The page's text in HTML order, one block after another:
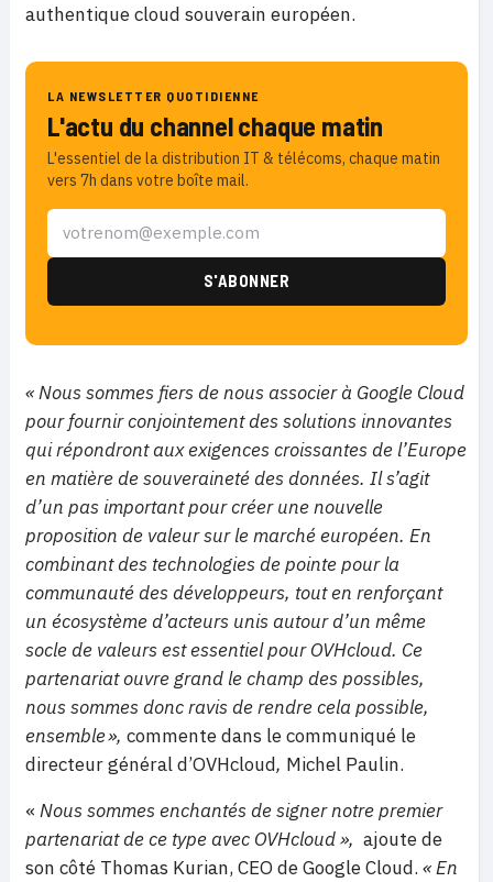
authentique cloud souverain européen.
LA NEWSLETTER QUOTIDIENNE
L'actu du channel chaque matin
L'essentiel de la distribution IT & télécoms, chaque matin
vers 7h dans votre boîte mail.
« Nous sommes fiers de nous associer à Google Cloud
pour fournir conjointement des solutions innovantes
qui répondront aux exigences croissantes de l’Europe
en matière de souveraineté des données. Il s’agit
d’un pas important pour créer une nouvelle
proposition de valeur sur le marché européen. En
combinant des technologies de pointe pour la
communauté des développeurs, tout en renforçant
un écosystème d’acteurs unis autour d’un même
socle de valeurs est essentiel pour OVHcloud. Ce
partenariat ouvre grand le champ des possibles,
nous sommes donc ravis de rendre cela possible,
ensemble », commente dans le communiqué le
directeur général d’OVHcloud, Michel Paulin.
« Nous sommes enchantés de signer notre premier
partenariat de ce type avec OVHcloud », ajoute de
son côté Thomas Kurian, CEO de Google Cloud. « En